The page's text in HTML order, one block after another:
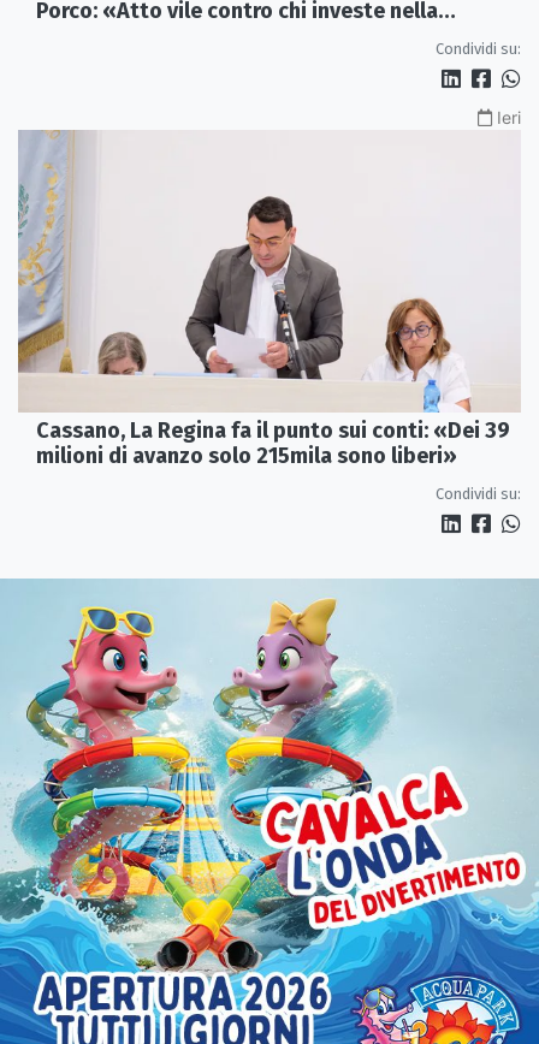
Porco: «Atto vile contro chi investe nella
Condividi su:
Ieri
Cassano, La Regina fa il punto sui conti: «Dei 39
milioni di avanzo solo 215mila sono liberi»
Condividi su: